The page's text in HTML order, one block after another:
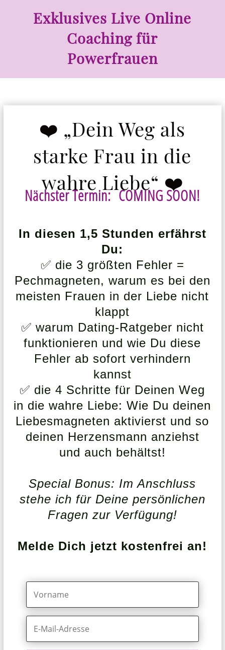
Exklusives Live Online
Coaching für
Powerfrauen
❤️ „Dein Weg als
starke Frau in die
wahre Liebe“ ❤️
Nächster Termin: COMING SOON!
In diesen 1,5 Stunden erfährst
Du:
✅ die 3 größten Fehler =
Pechmagneten, warum es bei den
meisten Frauen in der Liebe nicht
klappt
✅ warum Dating-Ratgeber nicht
funktionieren und wie Du diese
Fehler ab sofort verhindern
kannst
✅ die 4 Schritte für Deinen Weg
in die wahre Liebe: Wie Du deinen
Liebesmagneten aktivierst und so
deinen Herzensmann anziehst
und auch behältst!
Special Bonus: Im Anschluss
stehe ich für Deine persönlichen
Fragen zur Verfügung!
Melde Dich jetzt kostenfrei an!